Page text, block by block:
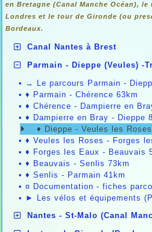
en Bretagne (Canal Manche Océan),
Londres et le tour de Gironde (ou
Bordeaux.
Canal Nantes à Brest
Parmain - Dieppe (Veules) -
• → Le parcours Parmain -
• ♦ Parmain - Chérence 63km
• ♦ Chérence - Dampierre en
• ♦ Dampierre en Bray - Dieppe
♦ Dieppe - Veules les
• ♦ Veules les Roses - Forges
• ♦ Forges les Eaux - Beauvais
• ♦ Beauvais - Senlis 73km
• ♦ Senlis - Parmain 41km
• ¤ Documentation - fiches
• ► Les vélos et équipements
Nantes - St-Malo (Canal